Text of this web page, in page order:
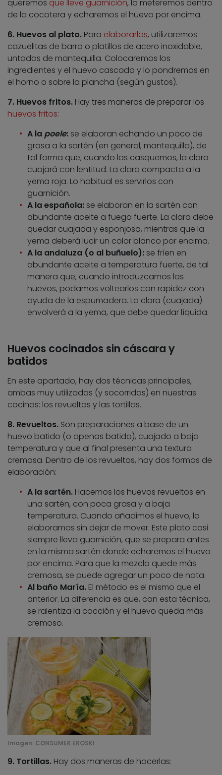
queremos que lleve guarnición, la meteremos dentro
de la cocotera y echaremos el huevo por encima.
6. Huevos al plato. Para elaborarlos, utilizaremos
cazuelitas de barro o platillos de acero inoxidable,
untados de mantequilla. Colocaremos los
ingredientes y el huevo cascado y lo pondremos en
el horno o sobre la plancha (según gustos).
7. Huevos fritos. Hay tres maneras de preparar los
huevos fritos:
A la poele: se elaboran echando un poco de
grasa a la sartén (en general, mantequilla), de
tal forma que, cuando los casquemos, la clara
cuajará con lentitud. La clara compacta a la
yema roja. Lo habitual es servirlos con
guarnición.
A la española: se elaboran en la sartén con
abundante aceite a fuego fuerte. La clara debe
quedar cuajada y esponjosa, mientras que la
yema deberá lucir un color blanco por encima.
A la andaluza (o al buñuelo): se fríen en
abundante aceite a temperatura fuerte, de tal
manera que, cuando introduzcamos los
huevos, podamos voltearlos con rapidez con
ayuda de la espumadera. La clara (cuajada)
envolverá a la yema, que debe quedar líquida.
Huevos cocinados sin cáscara y
batidos
En este apartado, hay dos técnicas principales,
ambas muy utilizadas (y socorridas) en nuestras
cocinas: los revueltos y las tortillas.
8. Revueltos. Son preparaciones a base de un
huevo batido (o apenas batido), cuajado a baja
temperatura y que al final presenta una textura
cremosa. Dentro de los revueltos, hay dos formas de
elaboración:
A la sartén. Hacemos los huevos revueltos en
una sartén, con poca grasa y a baja
temperatura. Cuando añadimos el huevo, lo
elaboramos sin dejar de mover. Este plato casi
siempre lleva guarnición, que se prepara antes
en la misma sartén donde echaremos el huevo
por encima. Para que la mezcla quede más
cremosa, se puede agregar un poco de nata.
Al baño María. El método es el mismo que el
anterior. La diferencia es que, con esta técnica,
se ralentiza la cocción y el huevo queda más
cremoso.
Imagen: CONSUMER EROSKI
9. Tortillas. Hay dos maneras de hacerlas: